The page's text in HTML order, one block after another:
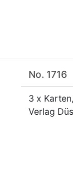
No. 1716
3 x
Verlag